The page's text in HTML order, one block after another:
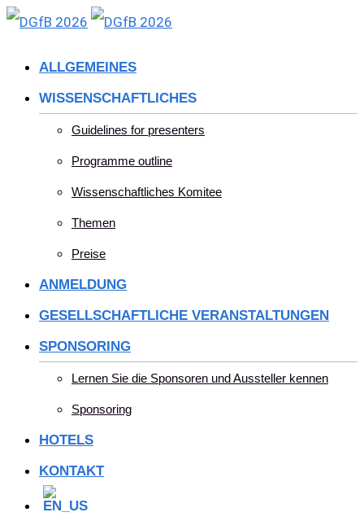
Skip
ALLGEMEINES
WISSENSCHAFTLICHES
Guidelines for presenters
Programme outline
Wissenschaftliches Komitee
Themen
Preise
ANMELDUNG
GESELLSCHAFTLICHE VERANSTALTUNGEN
SPONSORING
Lernen Sie die Sponsoren und Aussteller kennen
Sponsoring
HOTELS
KONTAKT